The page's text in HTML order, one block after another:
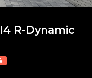
R-Dynamic